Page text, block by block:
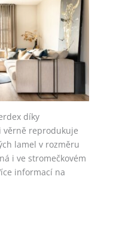
díky
věrně reprodukuje
lamel v rozměru
i ve stromečkovém
informací na